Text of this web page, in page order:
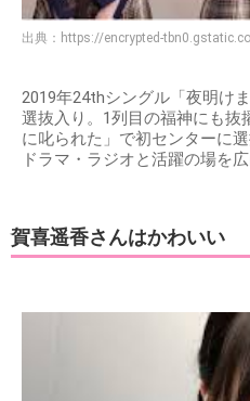
出典： https://encrypted-
2019年24thシングル「夜明け
選抜入り。1列目の福神にも抜
に叱られた」で初センターに
ドラマ・ラジオと活躍の場を広
賀喜遥香さんはかわいい